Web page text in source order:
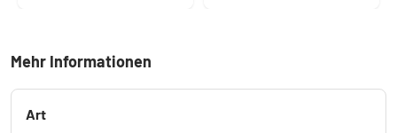
Mehr Informationen
Art